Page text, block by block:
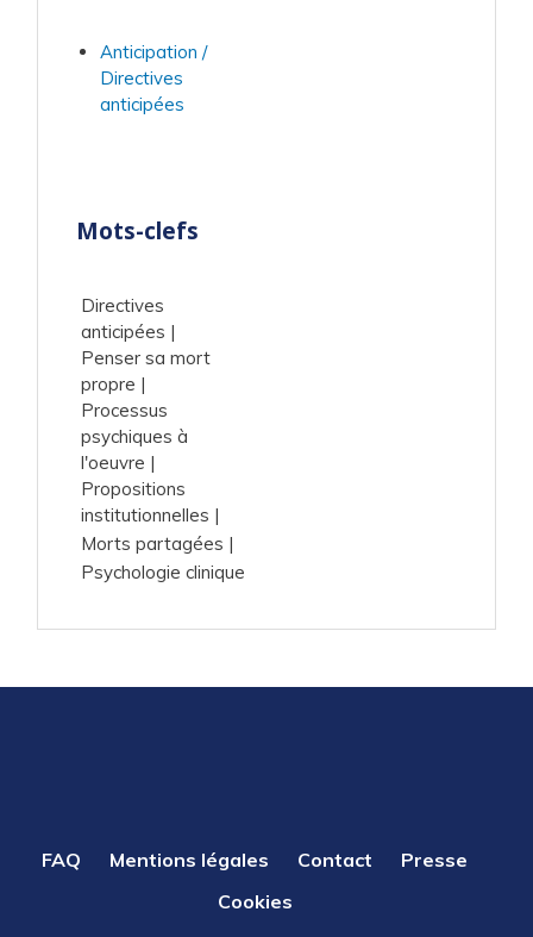
Anticipation /
Directives
anticipées
Mots-clefs
Directives
anticipées
Penser sa mort
propre
Processus
psychiques à
l'oeuvre
Propositions
institutionnelles
Morts partagées
Psychologie clinique
PIED
FAQ Mentions légales Contact
Presse
Cookies